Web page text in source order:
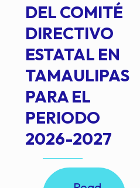
DEL COMITÉ
DIRECTIVO
ESTATAL EN
TAMAULIPAS
PARA EL
PERIODO
2026-2027